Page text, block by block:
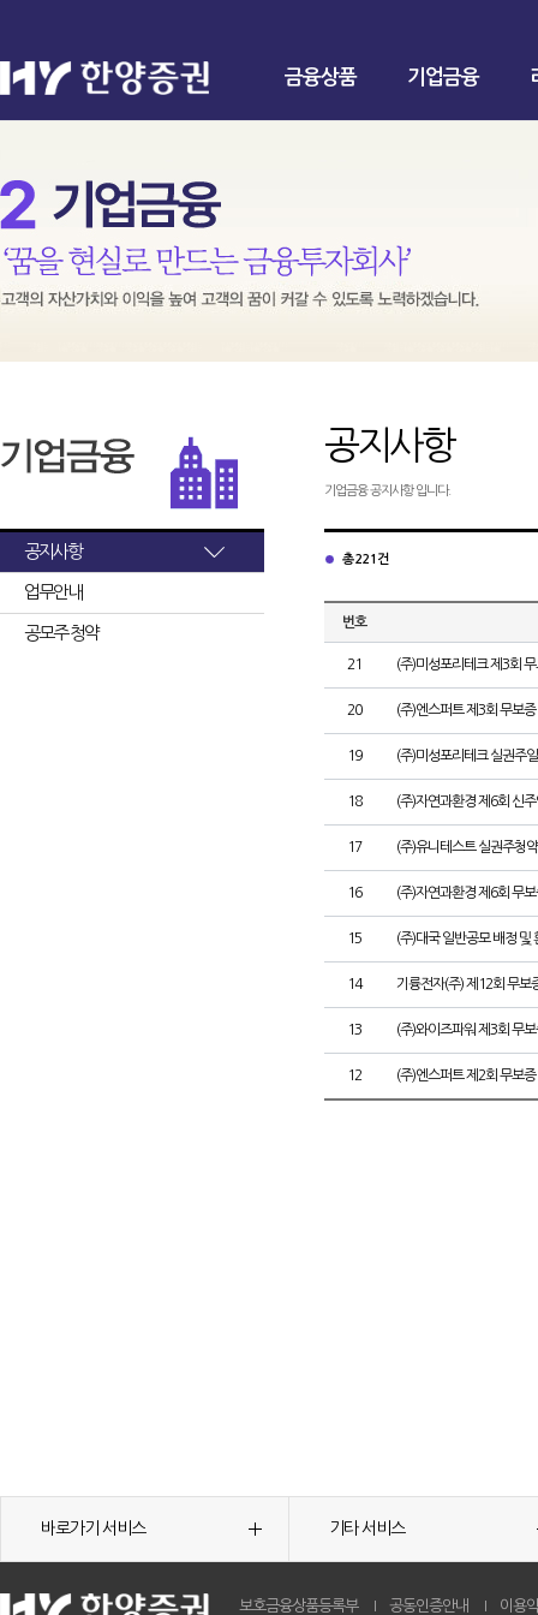
금융상품 기업금융
공지사항
업무안내
공모주 청약
공지사항
기업금융 공지사항 입니다.
총 221건
번호
21 (주)미성포리테크 제3회
20 (주)엔스퍼트 제3회 무보
19 (주)미성포리테크 실권주
18 (주)자연과환경 제6회 신
17 (주)유니테스트 실권주청
16 (주)자연과환경 제6회 무
15 (주)대국 일반공모 배정 및
14 기륭전자(주) 제12회 무보
13 (주)와이즈파워 제3회 무
12 (주)엔스퍼트 제2회 무보
바로가기 서비스 기타 서비스
보호금융상품등록부 공동인증안내 이용